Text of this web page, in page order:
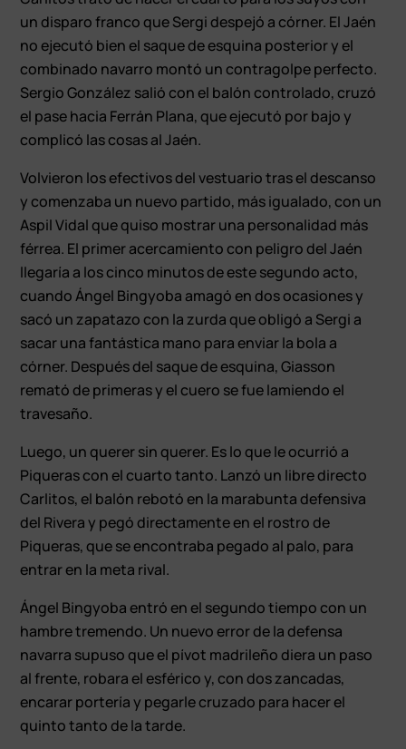
un disparo franco que Sergi despejó a córner. El Jaén
no ejecutó bien el saque de esquina posterior y el
combinado navarro montó un contragolpe perfecto.
Sergio González salió con el balón controlado, cruzó
el pase hacia Ferrán Plana, que ejecutó por bajo y
complicó las cosas al Jaén.
Volvieron los efectivos del vestuario tras el descanso
y comenzaba un nuevo partido, más igualado, con un
Aspil Vidal que quiso mostrar una personalidad más
férrea. El primer acercamiento con peligro del Jaén
llegaría a los cinco minutos de este segundo acto,
cuando Ángel Bingyoba amagó en dos ocasiones y
sacó un zapatazo con la zurda que obligó a Sergi a
sacar una fantástica mano para enviar la bola a
córner. Después del saque de esquina, Giasson
remató de primeras y el cuero se fue lamiendo el
travesaño.
Luego, un querer sin querer. Es lo que le ocurrió a
Piqueras con el cuarto tanto. Lanzó un libre directo
Carlitos, el balón rebotó en la marabunta defensiva
del Rivera y pegó directamente en el rostro de
Piqueras, que se encontraba pegado al palo, para
entrar en la meta rival.
Ángel Bingyoba entró en el segundo tiempo con un
hambre tremendo. Un nuevo error de la defensa
navarra supuso que el pívot madrileño diera un paso
al frente, robara el esférico y, con dos zancadas,
encarar portería y pegarle cruzado para hacer el
quinto tanto de la tarde.